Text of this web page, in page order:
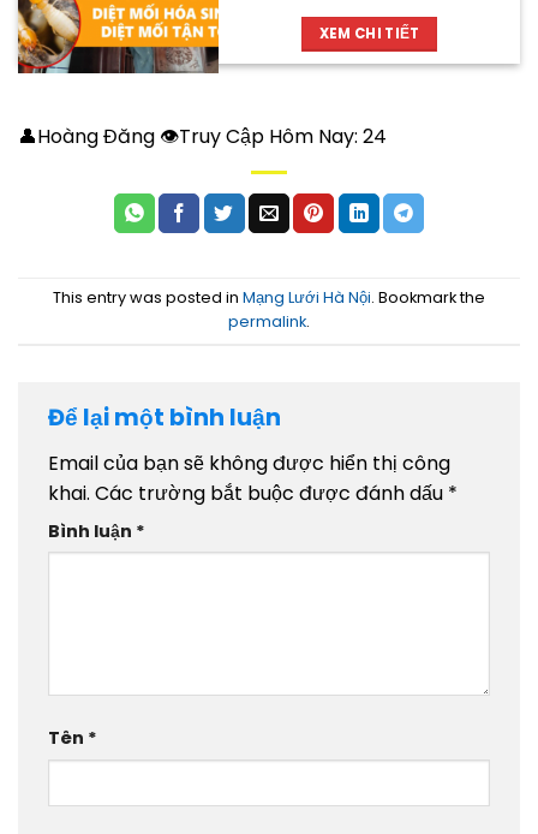
XEM CHI TIẾT
👤Hoàng Đăng 👁Truy Cập Hôm Nay: 24
This entry was posted in Mạng Lưới Hà Nội. Bookmark the
permalink.
Để lại một bình luận
Email của bạn sẽ không được hiển thị công
khai. Các trường bắt buộc được đánh dấu *
Bình luận *
Tên *